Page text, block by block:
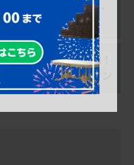
一部対象外を除き、
返品可能！
搬入の不安を解消！
搬入安心オプション